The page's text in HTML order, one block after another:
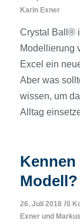
Karin Exner
Crystal Ball®
Modellierung
Excel ein
Aber was
wissen, um
Alltag
Kennen
Modell?
26. Juli 2018 /0
Exnerund